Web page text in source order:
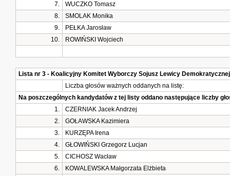
7.
WUCZKO Tomasz
8.
SMOLAK Monika
9.
PEŁKA Jarosław
10.
ROWIŃSKI Wojciech
Lista nr 3 - Koalicyjny Komitet Wyborczy Sojusz Lewicy
Liczba głosów ważnych oddanych na listę:
Na poszczególnych kandydatów z tej listy oddano następujące liczby
1.
CZERNIAK Jacek Andrzej
2.
GOŁAWSKA Kazimiera
3.
KURZĘPA Irena
4.
GŁOWIŃSKI Grzegorz Lucjan
5.
CICHOSZ Wacław
6.
KOWALEWSKA Małgorzata Elżbieta